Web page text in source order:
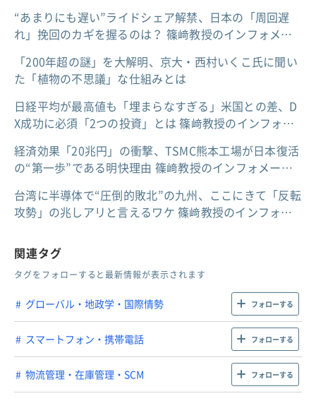
“あまりにも遅い”ライドシェア解禁、日本の「周回遅
れ」挽回のカギを握るのは？ 篠﨑教授のインフォメ…
「200年超の謎」を大解明、京大・西村いくこ氏に聞い
た「植物の不思議」な仕組みとは
日経平均が最高値も「埋まらなすぎる」米国との差、D
X成功に必須「2つの投資」とは 篠﨑教授のインフォ…
経済効果「20兆円」の衝撃、TSMC熊本工場が日本復活
の“第一歩”である明快理由 篠﨑教授のインフォメー…
台湾に半導体で“圧倒的敗北”の九州、ここにきて「反転
攻勢」の兆しアリと言えるワケ 篠﨑教授のインフォ…
関連タグ
タグをフォローすると最新情報が表示されます
グローバル・地政学・国際情勢 フォローする
スマートフォン・携帯電話 フォローする
物流管理・在庫管理・SCM フォローする